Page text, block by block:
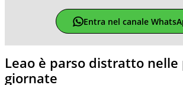
Entra nel canale
Leao è parso distratto nelle
giornate